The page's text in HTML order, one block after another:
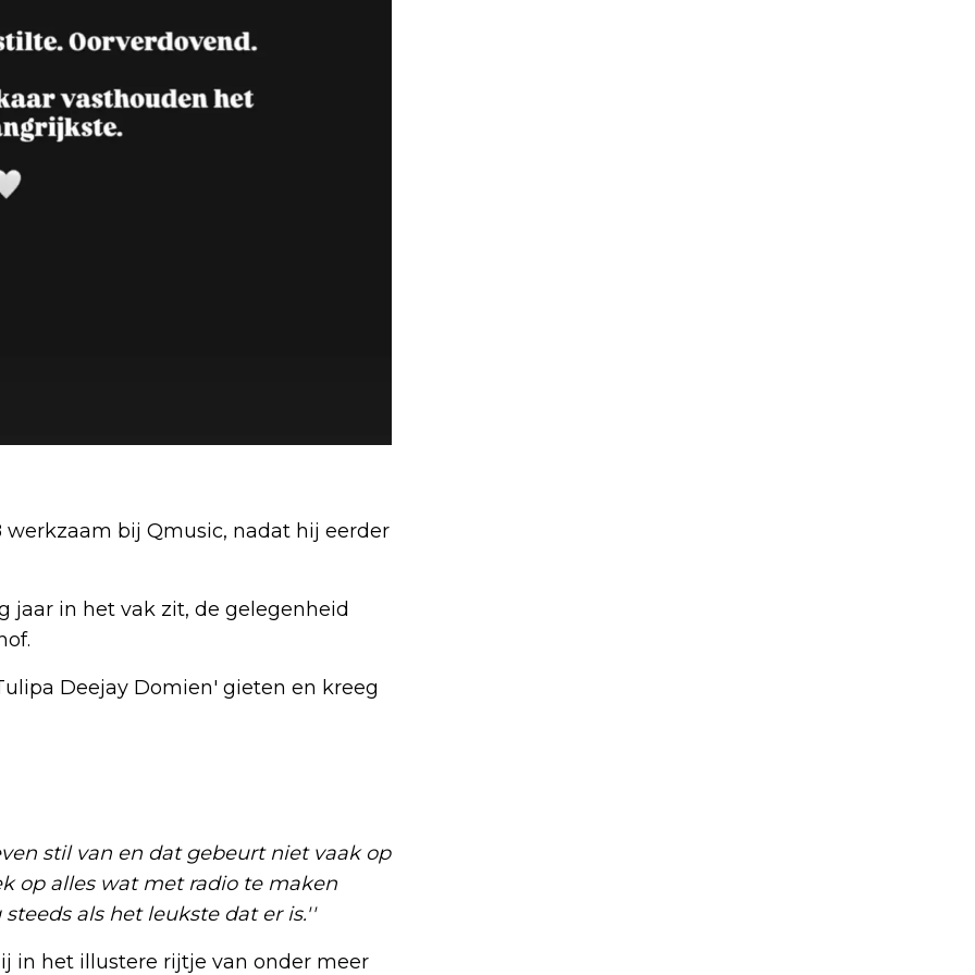
werkzaam bij Qmusic, nadat hij eerder
in het vak zit, de gelegenheid
Deejay Domien' gieten en kreeg
stil van en dat gebeurt niet vaak op
op alles wat met radio te maken
als het leukste dat er is.''
in het illustere rijtje van onder meer